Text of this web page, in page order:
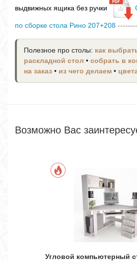
выдвижных ящика без ручки
по сборке стола Рино 207+208
Полезное про столы: как
раскладной стол • собрать в
на заказ • из чего делаем •
Возможно Вас
Угловой компьютерный